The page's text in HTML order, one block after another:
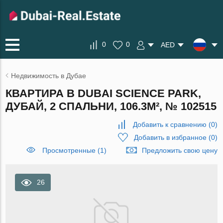
0 0 AED
Недвижимость в Дубае
КВАРТИРА В DUBAI SCIENCE PARK,
ДУБАЙ, 2 СПАЛЬНИ, 106.3М², № 102515
Добавить к сравнению (0)
Добавить в избранное(0)
Просмотренные (1)
Предложить свою цену
26